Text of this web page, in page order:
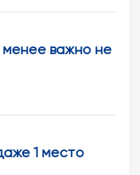
важно не
1 место